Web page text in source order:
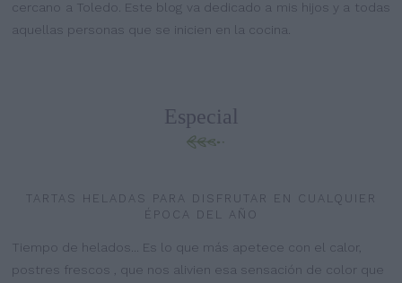
cercano a Toledo. Este blog va dedicado a mis hijos y a todas
aquellas personas que se inicien en la cocina.
Especial
TARTAS HELADAS PARA DISFRUTAR EN CUALQUIER
ÉPOCA DEL AÑO
Tiempo de helados... Es lo que más apetece con el calor,
postres frescos , que nos alivien esa sensación de color que